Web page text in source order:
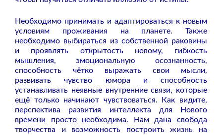
Необходимо принимать и адаптироваться к новым
условиям проживания на планете. Также
необходимо выбираться из собственной раковины
и проявлять открытость новому, гибкость
мышления, эмоциональную осознанность,
способность чётко выражать свои мысли,
развивать чувство юмора и способность
устанавливать неявные внутренние связи, которые
ещё только начинают чувствоваться. Как видите,
перспектива развития интеллекта для Нового
времени просто необходима. Нам дана свобода
творчества и возможность построить жизнь на